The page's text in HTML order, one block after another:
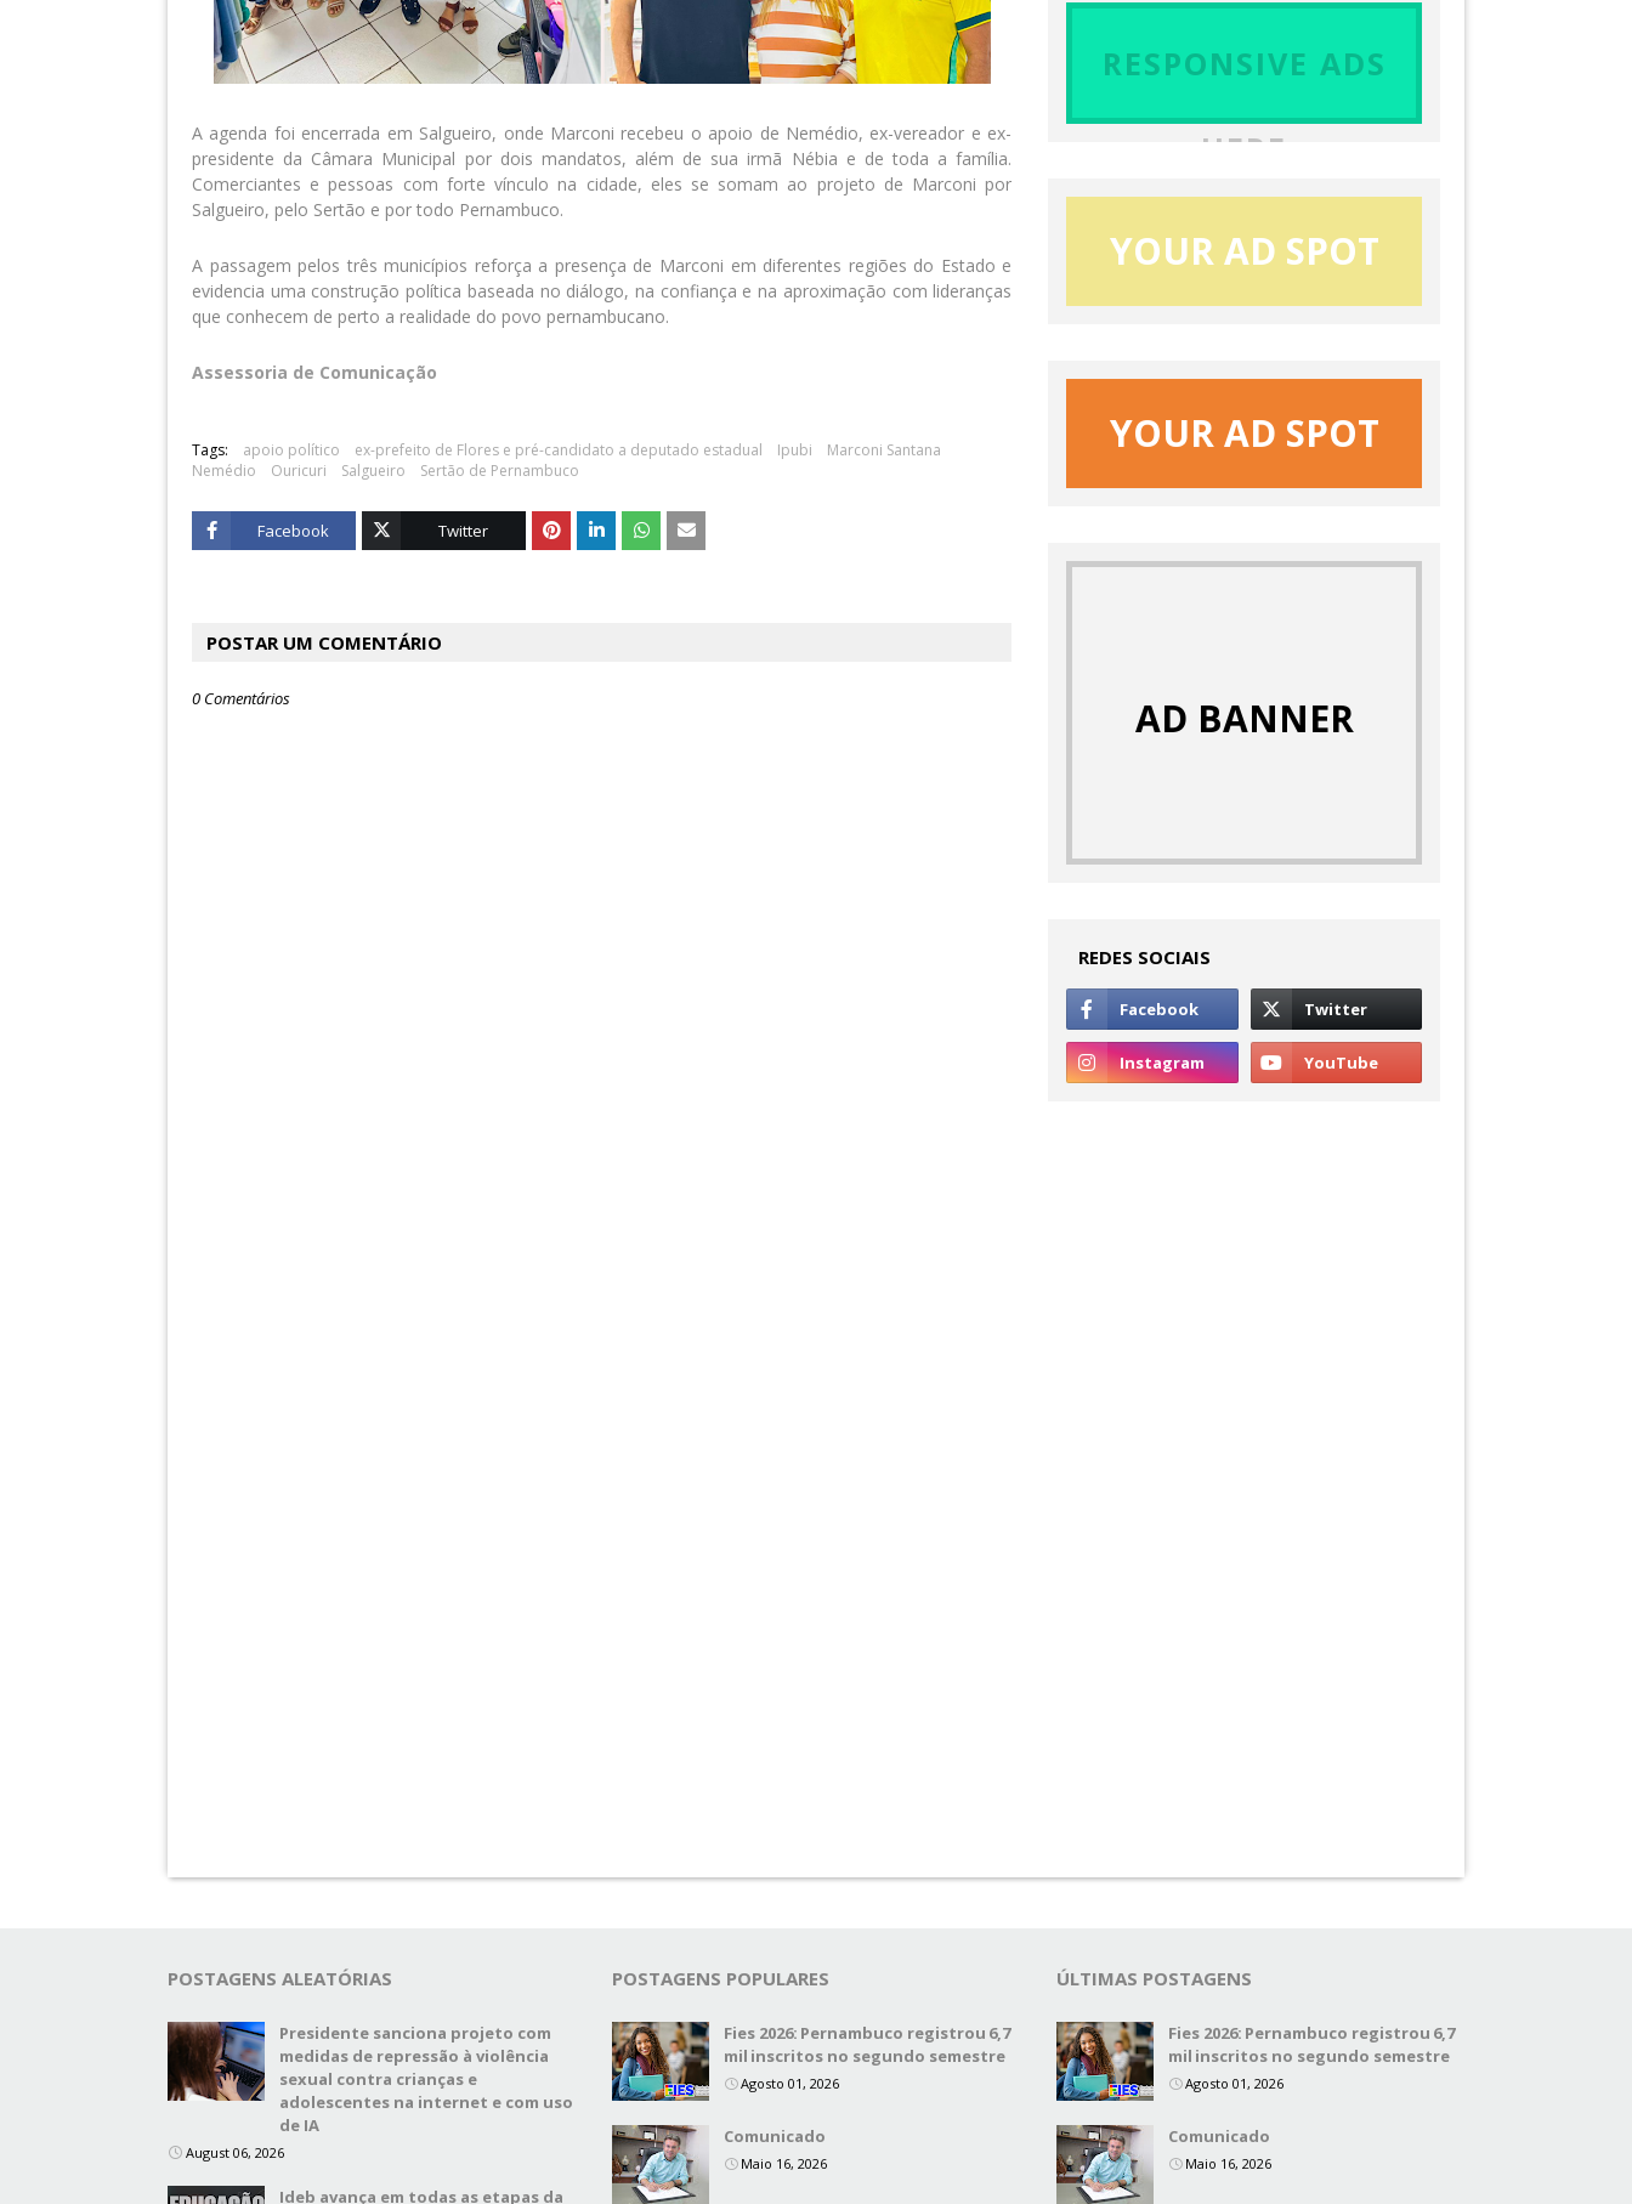
A agenda foi encerrada em Salgueiro, onde Marconi recebeu o apoio de Nemédio, ex-vereador e ex-
presidente da Câmara Municipal por dois mandatos, além de sua irmã Nébia e de toda a família.
Comerciantes e pessoas com forte vínculo na cidade, eles se somam ao projeto de Marconi por
Salgueiro, pelo Sertão e por todo Pernambuco.
A passagem pelos três municípios reforça a presença de Marconi em diferentes regiões do Estado e
evidencia uma construção política baseada no diálogo, na confiança e na aproximação com lideranças
que conhecem de perto a realidade do povo pernambucano.
Assessoria de Comunicação
Tags: apoio político ex-prefeito de Flores e pré-candidato a deputado estadual Ipubi
Marconi Santana
Nemédio
Ouricuri Salgueiro Sertão de Pernambuco
Facebook Twitter
POSTAR UM COMENTÁRIO
0 Comentários
RESPONSIVE ADS
HERE
YOUR AD SPOT
YOUR AD SPOT
AD BANNER
REDES SOCIAIS
POSTAGENS ALEATÓRIAS
Presidente sanciona projeto com
medidas de repressão à violência
sexual contra crianças e
adolescentes na internet e com uso
de IA
August 06, 2026
Ideb avança em todas as etapas da
POSTAGENS POPULARES
Fies 2026: Pernambuco registrou 6,7
mil inscritos no segundo semestre
Agosto 01, 2026
Comunicado
Maio 16, 2026
ÚLTIMAS POSTAGENS
Fies 2026: Pernambuco registrou 6,7
mil inscritos no segundo semestre
Agosto 01, 2026
Comunicado
Maio 16, 2026